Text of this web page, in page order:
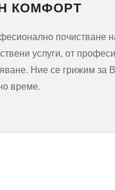
КОМФОРТ
почистване
услуги, от
Ние се грижим за
време.